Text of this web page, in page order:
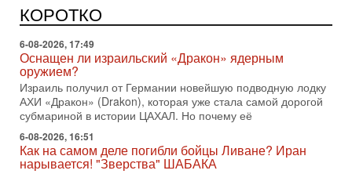
КОРОТКО
еврейский политический альянс? Что произойдет с
политическим раскладом сил, если арабский список
6-08-2026, 17:49
Оснащен ли израильский «Дракон» ядерным
оружием?
Израиль получил от Германии новейшую подводную лодку
АХИ «Дракон» (Drakon), которая уже стала самой дорогой
субмариной в истории ЦАХАЛ. Но почему её
6-08-2026, 16:51
Как на самом деле погибли бойцы Ливане? Иран
нарывается! "Зверства" ШАБАКА